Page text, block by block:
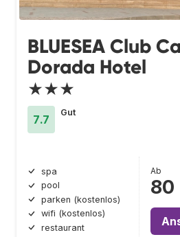
BLUESEA Club
Dorada Hotel
★★★
7.7
Gut
spa
pool
parken (kostenlos)
wifi (kostenlos)
restaurant
Ab
80